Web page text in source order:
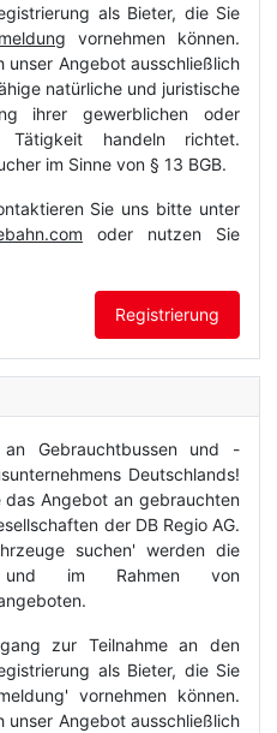
Gebrauchtbussen und -
Deutschlands!
Angebot an gebrauchten
der DB Regio AG.
suchen' werden die
und im Rahmen von
zur Teilnahme an den
als Bieter, die Sie
vornehmen können.
unser Angebot ausschließlich
als Bieter, die Sie
vornehmen können.
unser Angebot ausschließlich
natürliche und juristische
ihrer gewerblichen oder
Tätigkeit handeln richtet.
im Sinne von § 13 BGB.
Sie uns bitte unter
oder nutzen Sie
Registrierung